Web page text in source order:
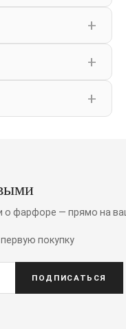
о фарфоре — прямо на
покупку
ПОДПИСАТЬСЯ